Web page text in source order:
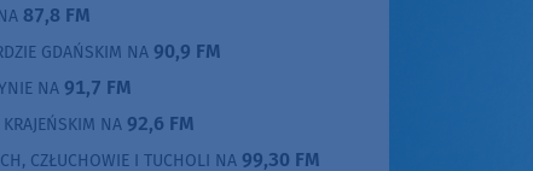
87,8 FM
GDAŃSKIM NA 90,9 FM
NA 91,7 FM
NA 92,6 FM
CZŁUCHOWIE I TUCHOLI NA 99,30 FM